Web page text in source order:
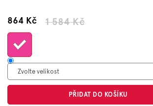
1 584 Kč
864 KčMěrná
PŘIDAT DO KOŠÍKU